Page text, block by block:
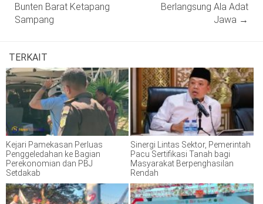
Bunten Barat Ketapang
Sampang
Berlangsung Ala Adat
Jawa →
TERKAIT
Kejari Pamekasan Perluas
Penggeledahan ke Bagian
Perekonomian dan PBJ
Setdakab
Sinergi Lintas Sektor, Pemerintah
Pacu Sertifikasi Tanah bagi
Masyarakat Berpenghasilan
Rendah